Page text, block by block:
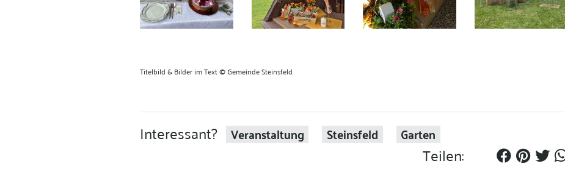
Titelbild &Bilder im Text©Gemeinde Steinsfeld
Interessant? Veranstaltung Steinsfeld Garten
Teilen: